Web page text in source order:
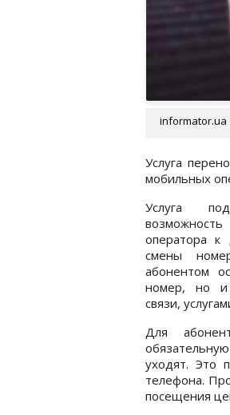
informator.ua
Услуга
мобильных
Услуга
оператора к
смены
абонентом
номер, но и
связи,
Для
уходят. Это
телефона.
посещения